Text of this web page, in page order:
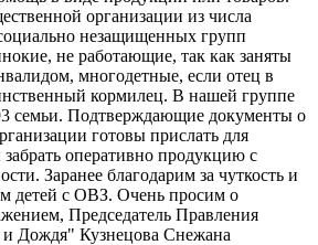
организации из числа
незащищенных групп
не работающие, так как заняты
многодетные, если отец в
кормилец. В нашей группе
семьи. Подтверждающие документы о
готовы прислать для
оперативно продукцию с
Заранее благодарим за чуткость и
детей с ОВЗ. Очень просим о
Председатель Правления
Дождя" Кузнецова Снежана